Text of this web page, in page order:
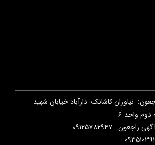
نیاوران کاشانک دارآباد خیابان شهید
۰۹۱۲۵۷۸۲۹۴۷